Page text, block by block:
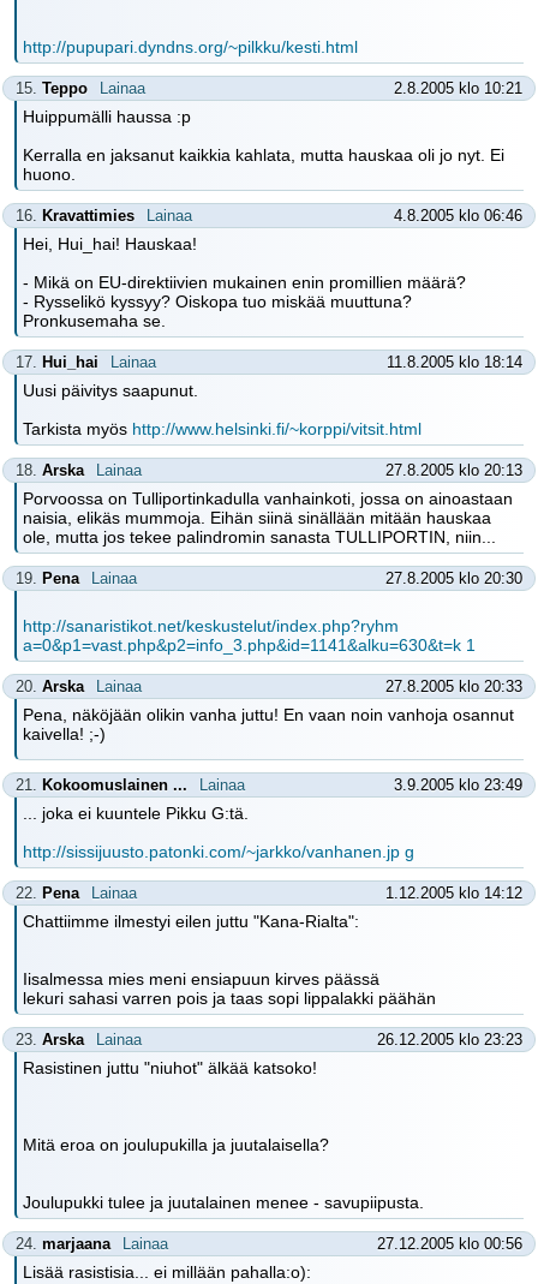
http://pupupari.dyndns.org/~pilkku/kesti.html
15. Teppo Lainaa 2.8.2005 klo 10:21
Huippumälli haussa :p
Kerralla en jaksanut kaikkia kahlata, mutta hauskaa oli jo nyt. Ei
huono.
16. Kravattimies Lainaa 4.8.2005 klo 06:46
Hei, Hui_hai! Hauskaa!
- Mikä on EU-direktiivien mukainen enin promillien määrä?
- Rysselikö kyssyy? Oiskopa tuo miskää muuttuna?
Pronkusemaha se.
17. Hui_hai Lainaa 11.8.2005 klo 18:14
Uusi päivitys saapunut.
Tarkista myös http://www.helsinki.fi/~korppi/vitsit.html
18. Arska Lainaa 27.8.2005 klo 20:13
Porvoossa on Tulliportinkadulla vanhainkoti, jossa on ainoastaan
naisia, elikäs mummoja. Eihän siinä sinällään mitään hauskaa
ole, mutta jos tekee palindromin sanasta TULLIPORTIN, niin...
19. Pena Lainaa 27.8.2005 klo 20:30
http://sanaristikot.net/keskustelut/index.php?ryhm
a=0&p1=vast.php&p2=info_3.php&id=1141&alku=630&t=k 1
20. Arska Lainaa 27.8.2005 klo 20:33
Pena, näköjään olikin vanha juttu! En vaan noin vanhoja osannut
kaivella! ;-)
21. Kokoomuslainen ... Lainaa 3.9.2005 klo 23:49
... joka ei kuuntele Pikku G:tä.
http://sissijuusto.patonki.com/~jarkko/vanhanen.jp g
22. Pena Lainaa 1.12.2005 klo 14:12
Chattiimme ilmestyi eilen juttu "Kana-Rialta":
Iisalmessa mies meni ensiapuun kirves päässä
lekuri sahasi varren pois ja taas sopi lippalakki päähän
23. Arska Lainaa 26.12.2005 klo 23:23
Rasistinen juttu "niuhot" älkää katsoko!
Mitä eroa on joulupukilla ja juutalaisella?
Joulupukki tulee ja juutalainen menee - savupiipusta.
24. marjaana Lainaa 27.12.2005 klo 00:56
Lisää rasistisia... ei millään pahalla:o):